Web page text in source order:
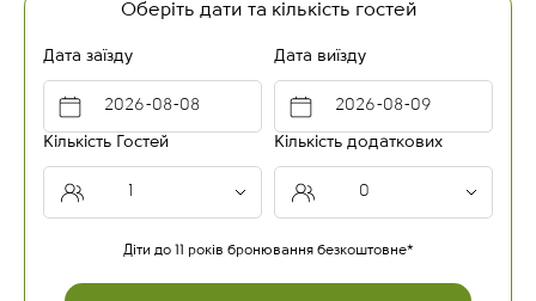
Оберіть дати та кількість гостей
Дата заїзду Дата виїзду
Кількість Гостей Кількість додаткових
Діти до 11 років бронювання безкоштовне*